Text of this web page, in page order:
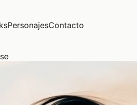
PersonajesContacto